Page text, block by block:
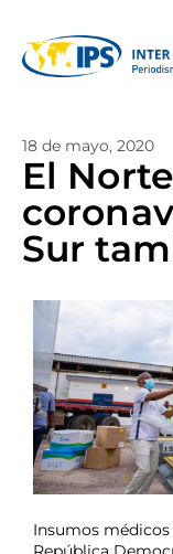
18 de mayo, 2020
El
Sur
Insumos médicos